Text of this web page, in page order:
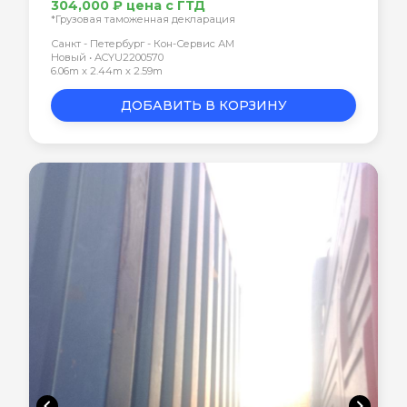
304,000 ₽ цена с ГТД
*Грузовая таможенная декларация
Санкт - Петербург - Кон-Сервис АМ
Новый • ACYU2200570
6.06m x 2.44m x 2.59m
ДОБАВИТЬ В КОРЗИНУ